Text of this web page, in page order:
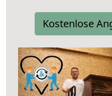
Kostenlose